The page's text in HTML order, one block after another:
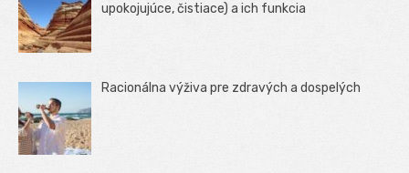
upokojujúce, čistiace) a ich funkcia
Racionálna výživa pre zdravých a dospelých